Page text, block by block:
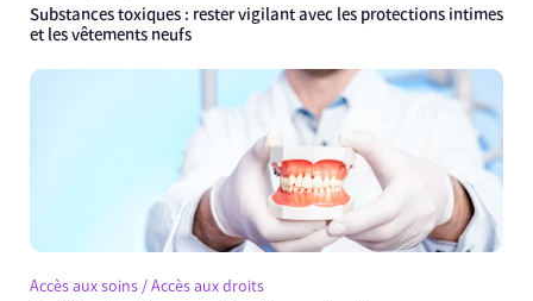
Substances toxiques : rester vigilant avec les protections intimes
et les vêtements neufs
Accès aux soins / Accès aux droits